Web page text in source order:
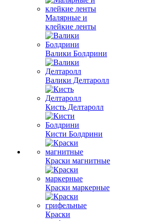
Малярные и
клейкие ленты
Валики Болдрини
Валики Делтаролл
Кисть Делтаролл
Кисти Болдрини
Краски магнитные
Краски маркерные
Краски